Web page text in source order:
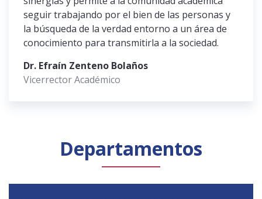
seguir trabajando por el bien de las personas y
la búsqueda de la verdad entorno a un área de
conocimiento para transmitirla a la sociedad.
Dr. Efraín Zenteno Bolaños
Vicerrector Académico
Departamentos